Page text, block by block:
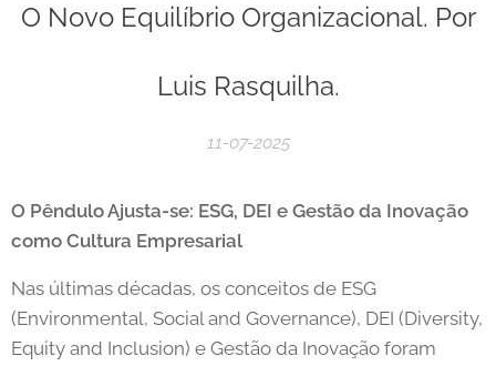
O Novo Equilíbrio Organizacional. Por
Luis Rasquilha.
11-07-2025
O Pêndulo Ajusta-se: ESG, DEI e Gestão da Inovação
como Cultura Empresarial
Nas últimas décadas, os conceitos de ESG
(Environmental, Social and Governance), DEI (Diversity,
Equity and Inclusion) e Gestão da Inovação foram